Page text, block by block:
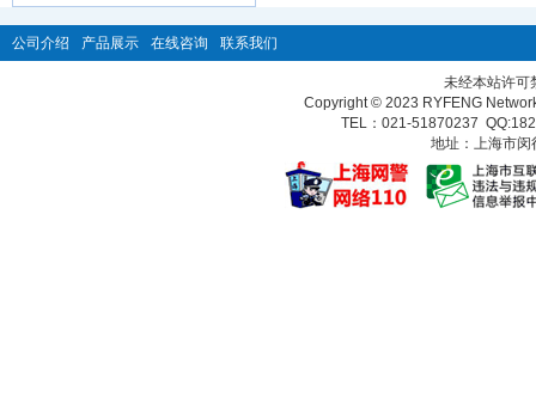
公司介绍 产品展示 在线咨询 联系我们
未经本站许
Copyright © 2023 RYFENG
TEL：021-51870237 QQ:
地址：上海市